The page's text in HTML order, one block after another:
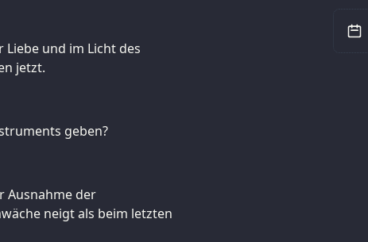
Liebe und im Licht des
jetzt.
geben?
Ausnahme der
neigt als beim letzten